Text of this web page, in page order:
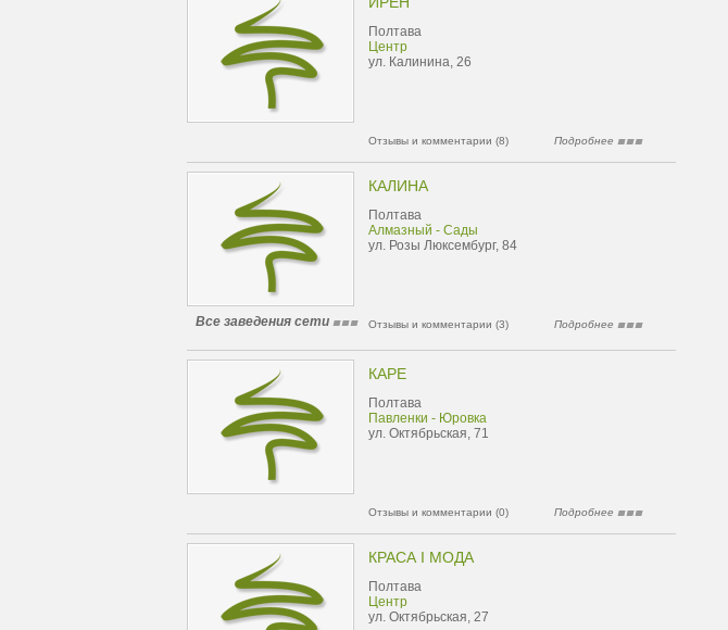
Полтава
Центр
ул. Калинина, 26
Отзывы и комментарии (8) Подробнее
КАЛИНА
Полтава
Алмазный - Сады
ул. Розы Люксембург, 84
Все заведения сети Отзывы и комментарии (3) Подробнее
КАРЕ
Полтава
Павленки - Юровка
ул. Октябрьская, 71
Отзывы и комментарии (0) Подробнее
КРАСА I МОДА
Полтава
Центр
ул. Октябрьская, 27